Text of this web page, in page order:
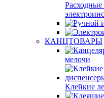
КАНЦТОВАРЫ
мелочи
Клейкие